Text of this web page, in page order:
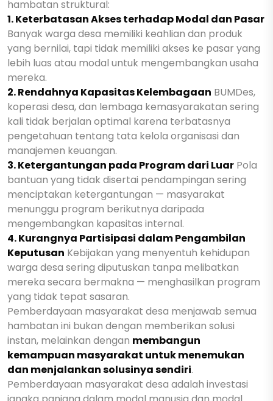
hambatan struktural:
1. Keterbatasan Akses terhadap Modal dan Pasar
Banyak warga desa memiliki keahlian dan produk
yang bernilai, tapi tidak memiliki akses ke pasar yang
lebih luas atau modal untuk mengembangkan usaha
mereka.
2. Rendahnya Kapasitas Kelembagaan BUMDes,
koperasi desa, dan lembaga kemasyarakatan sering
kali tidak berjalan optimal karena terbatasnya
pengetahuan tentang tata kelola organisasi dan
manajemen keuangan.
3. Ketergantungan pada Program dari Luar Pola
bantuan yang tidak disertai pendampingan sering
menciptakan ketergantungan — masyarakat
menunggu program berikutnya daripada
mengembangkan kapasitas internal.
4. Kurangnya Partisipasi dalam Pengambilan
Keputusan Kebijakan yang menyentuh kehidupan
warga desa sering diputuskan tanpa melibatkan
mereka secara bermakna — menghasilkan program
yang tidak tepat sasaran.
Pemberdayaan masyarakat desa menjawab semua
hambatan ini bukan dengan memberikan solusi
instan, melainkan dengan membangun
kemampuan masyarakat untuk menemukan
dan menjalankan solusinya sendiri.
Pemberdayaan masyarakat desa adalah investasi